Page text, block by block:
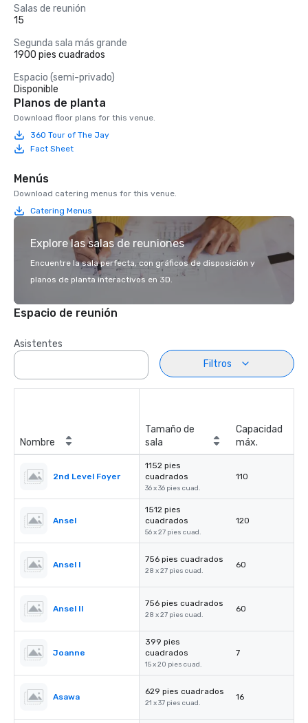
Salas de reunión
15
Segunda sala más grande
1900 pies cuadrados
Espacio (semi-privado)
Disponible
Planos de planta
Download floor plans for this venue.
360 Tour of The Jay
Fact Sheet
Menús
Download catering menus for this venue.
Catering Menus
Explore las salas de reuniones
Encuentre la sala perfecta, con gráficos de disposición y
planos de planta interactivos en 3D.
Espacio de reunión
Asistentes
Filtros
Nombre
Tamaño de
sala
Capacidad
máx.
2nd Level Foyer
1152 pies
cuadrados
36 x 36 pies cuad.
110
Ansel
1512 pies
cuadrados
56 x 27 pies cuad.
120
Ansel I
756 pies cuadrados
28 x 27 pies cuad.
60
Ansel II
756 pies cuadrados
28 x 27 pies cuad.
60
Joanne
399 pies
cuadrados
15 x 20 pies cuad.
7
Asawa
629 pies cuadrados
21 x 37 pies cuad.
16